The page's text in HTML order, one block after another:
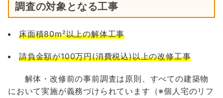
調査の対象となる工事
床面積80m²以上の解体工事
請負金額が100万円(消費税込)以上の改修工事
解体・改修前の事前調査は原則、すべての建築物
において実施が義務づけられています（※個人宅のリフ